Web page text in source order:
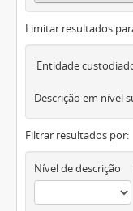
Limitar resultados
Entidade
Filtrar resultados por:
Nível de descrição